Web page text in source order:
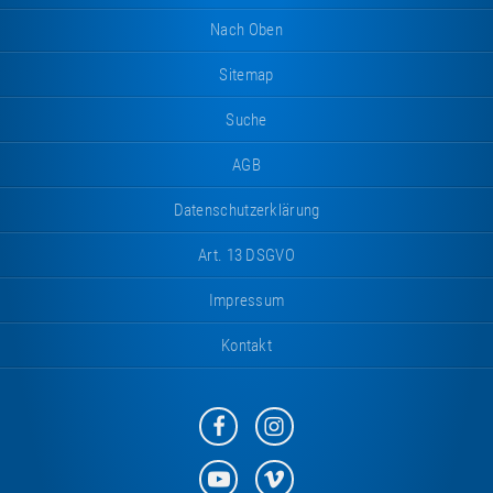
Nach Oben
Sitemap
Suche
AGB
Datenschutzerklärung
Art. 13 DSGVO
Impressum
Kontakt
Eurotramp
auf
Facebook
Eurotramp
auf
Instagram
EurotrampEurotramp